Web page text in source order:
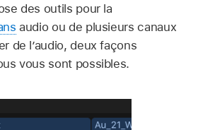
des outils pour la
audio ou de plusieurs canaux
de l’audio, deux façons
vous sont possibles.